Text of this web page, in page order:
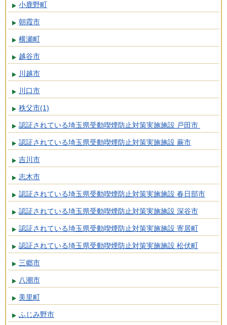
小鹿野町
朝霞市
横瀬町
越谷市
川越市
川口市
秩父市(1)
認証されている埼玉県受動喫煙防止対策実施施設 戸田市
認証されている埼玉県受動喫煙防止対策実施施設 蕨市
吉川市
志木市
認証されている埼玉県受動喫煙防止対策実施施設 春日部市
認証されている埼玉県受動喫煙防止対策実施施設 深谷市
認証されている埼玉県受動喫煙防止対策実施施設 寄居町
認証されている埼玉県受動喫煙防止対策実施施設 松伏町
三郷市
八潮市
美里町
ふじみ野市